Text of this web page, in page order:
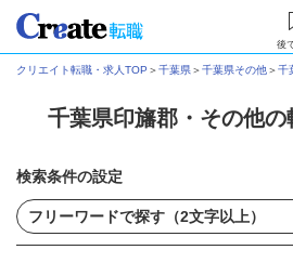
後
クリエイト転職・求人TOP ＞千葉県＞千葉県その他＞千
千葉県印旛郡・その他
検索条件の設定